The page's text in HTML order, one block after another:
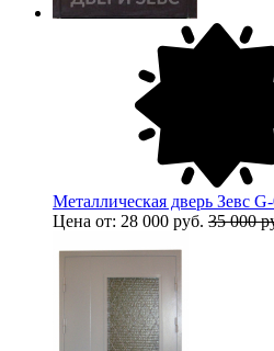
Металлическая дверь Зевс
Цена от: 28 000 руб. 35 000